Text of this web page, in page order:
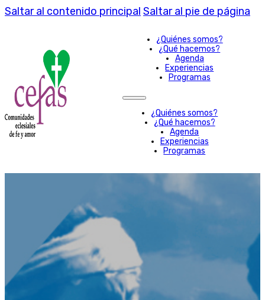
Saltar al contenido principal Saltar al pie de página
¿Quiénes somos?
¿Qué hacemos?
Agenda
Experiencias
Programas
¿Quiénes somos?
¿Qué hacemos?
Agenda
Experiencias
Programas